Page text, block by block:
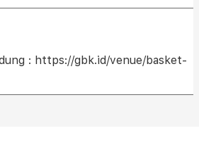
: https://gbk.id/venue/basket-